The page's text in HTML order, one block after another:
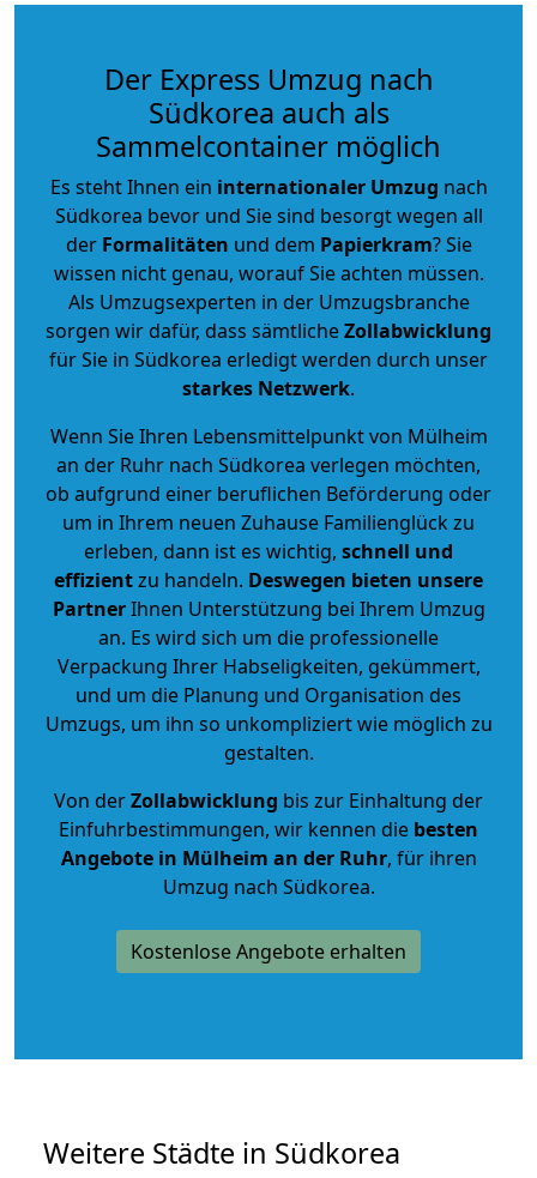
Der Express Umzug nach
Südkorea auch als
Sammelcontainer möglich
Es steht Ihnen ein internationaler Umzug nach
Südkorea bevor und Sie sind besorgt wegen all
der Formalitäten und dem Papierkram? Sie
wissen nicht genau, worauf Sie achten müssen.
Als Umzugsexperten in der Umzugsbranche
sorgen wir dafür, dass sämtlicheZollabwicklung
für Sie in Südkorea erledigt werden durch unser
starkes Netzwerk.
Wenn Sie Ihren Lebensmittelpunkt von Mülheim
an der Ruhr nach Südkorea verlegen möchten,
ob aufgrund einer beruflichen Beförderung oder
um in Ihrem neuen Zuhause Familienglück zu
erleben, dann ist es wichtig, schnell und
effizientzu handeln. Deswegen bieten unsere
PartnerIhnen Unterstützung bei Ihrem Umzug
an. Es wird sich um die professionelle
Verpackung Ihrer Habseligkeiten, gekümmert,
und um die Planung und Organisation des
Umzugs, um ihn so unkompliziert wie möglich zu
gestalten.
Von derZollabwicklung bis zur Einhaltung der
Einfuhrbestimmungen, wir kennen die besten
Angebote in Mülheim an der Ruhr, für ihren
Umzug nach Südkorea.
Kostenlose Angebote erhalten
Weitere Städte in Südkorea